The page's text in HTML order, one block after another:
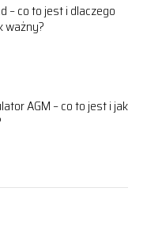
– co to jest i dlaczego
ważny?
AGM – co to jest i jak